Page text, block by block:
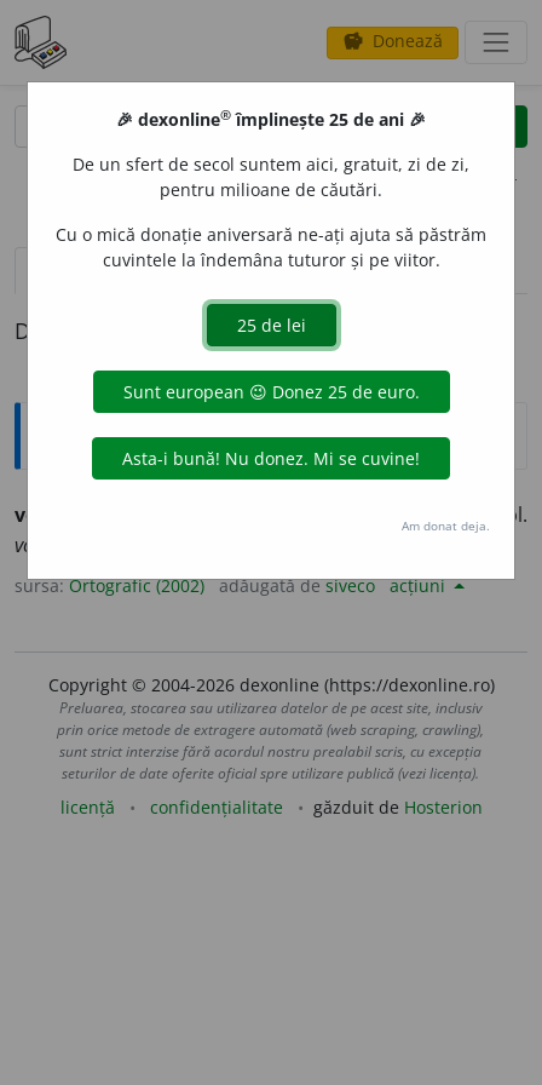
savings Donează
clear
opțiuni
definiții (1) pronunțievolume_up (5)
Definiția cu ID-ul 293390:
Ortografice DOOM
volumin
pl.
volumino
sursa:Ortografic (2002) adăugată desiveco acțiuni
Copyright © 2004-2026 dexonline (https://dexonline.ro)
Preluarea, stocarea sau utilizarea datelor de pe acest site, inclusiv
prin orice metode de extragere automată (web scraping, crawling),
sunt strict interzise fără acordul nostru prealabil scris, cu excepția
seturilor de date oferite oficial spre utilizare publică (vezi licența).
licență confidențialitate găzduit de Hosterion
🎉 dexonline® împlinește 25 de ani 🎉
De un sfert de secol suntem aici, gratuit, zi de zi,
pentru milioane de căutări.
Cu o mică donație aniversară ne-ați ajuta să păstrăm
cuvintele la îndemâna tuturor și pe viitor.
Am donat deja.